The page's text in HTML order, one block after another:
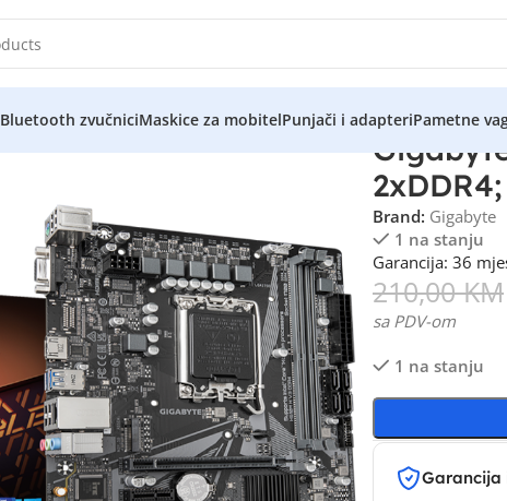
Bluetooth zvučniciMaskice za mobitelPunjači i adapteriPametne
Brand: Gigabyte
1 na stanju
Garancija: 36
210,00KM
sa PDV-om
1 na stanju
Garancija